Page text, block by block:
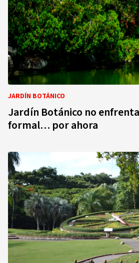
JARDÍN BOTÁNICO
Jardín Botánico no
formal… por ahora